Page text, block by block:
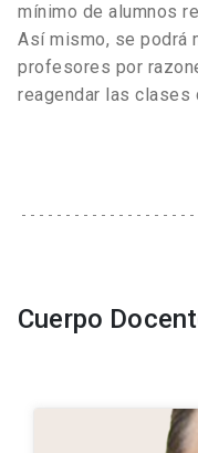
mínimo de alumnos
Así mismo, se podrá
profesores por
reagendar las clases
Cuerpo